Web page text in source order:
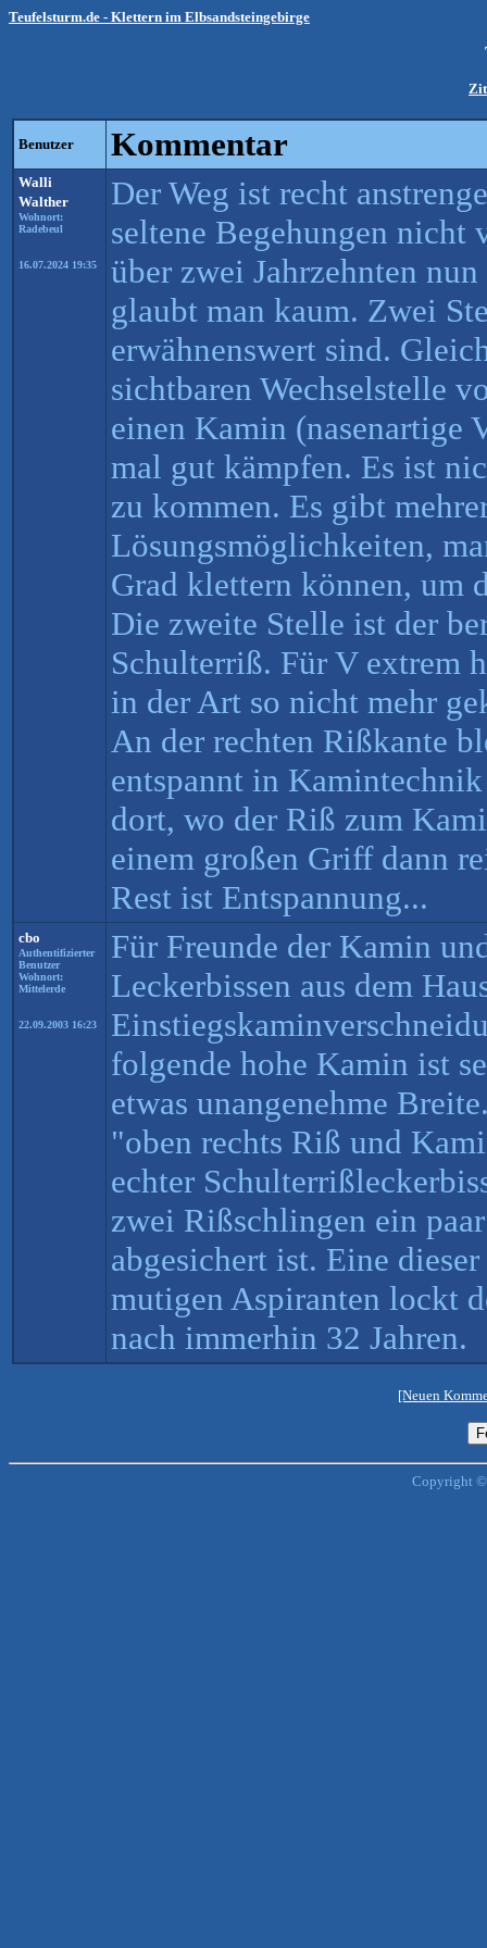
Teufelsturm.de - Klettern im Elbsandsteingebirge
Benutzer Kommentar
Walli
Walther
Wohnort:
Radebeul
16.07.2024 19:35
Der Weg ist recht
seltene Begehungen nicht
über zwei Jahrzehnten
glaubt man kaum. Zwei
erwähnenswert sind.
sichtbaren Wechselstelle
einen Kamin (nasenartige
mal gut kämpfen. Es ist
zu kommen. Es gibt
Lösungsmöglichkeiten,
Grad klettern können, um
Die zweite Stelle ist der
Schulterriß. Für V extrem
in der Art so nicht mehr
An der rechten Rißkante
entspannt in
dort, wo der Riß zum
einem großen Griff dann
Rest ist Entspannung...
cbo
Authentifizierter
Benutzer
Wohnort:
Mittelerde
22.09.2003 16:23
Für Freunde der Kamin
Leckerbissen aus dem
folgende hohe Kamin ist
etwas unangenehme
"oben rechts Riß und
echter
zwei Rißschlingen ein
abgesichert ist. Eine
mutigen Aspiranten lockt
nach immerhin 32 Jahren.
[Neuen
Copyright ©